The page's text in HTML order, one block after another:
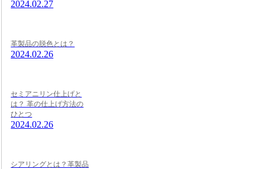
2024.02.27
革製品の脱色とは？
2024.02.26
セミアニリン仕上げと
は？ 革の仕上げ方法の
ひとつ
2024.02.26
シアリングとは？革製品